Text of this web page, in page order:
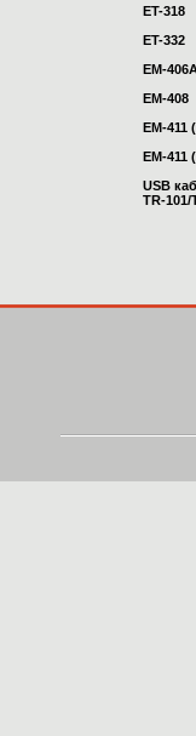
ET-318
ET-332
EM-
EM-408
EM-411
EM-411
USB
TR-101/